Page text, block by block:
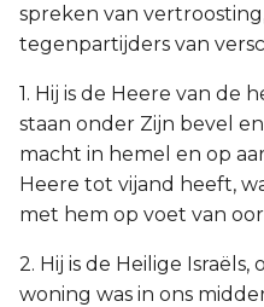
spreken van
tegenpartijders van
1. Hij is de Heere van de
staan onder Zijn bevel
macht in hemel en op
Heere tot vijand heeft,
met hem op voet van
2. Hij is de Heilige
woning was in ons